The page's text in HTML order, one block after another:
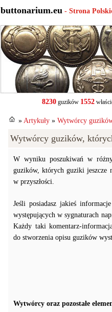
buttonarium.eu - Strona
8230guzików 1552
» Artykuły » Wytwórcy
Wytwórcy guzików,
W wyniku poszukiwań w
guzików, których guziki jeszcze
w przyszłości.
Jeśli posiadasz jakieś
występujących w sygnaturach
Każdy taki komentarz-
do stworzenia opisu guzików
Wytwórcy oraz pozostałe